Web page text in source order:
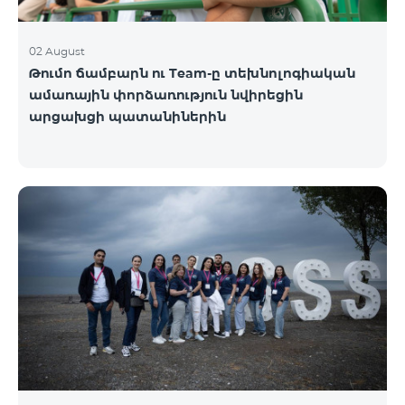
02 August
Թումո ճամբարն ու Team-ը տեխնոլոգիական
ամառային փորձառություն նվիրեցին
արցախցի պատանիներին